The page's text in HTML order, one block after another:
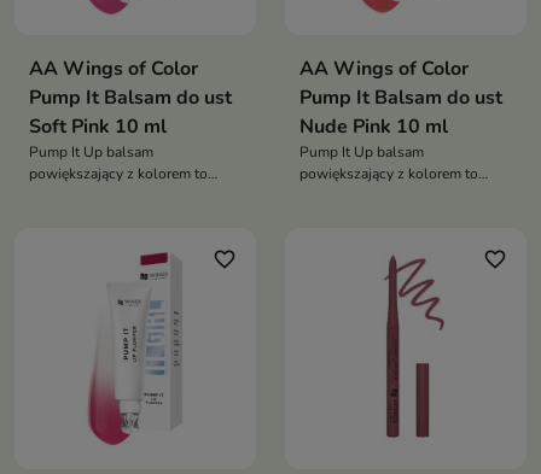
AA Wings of Color
Pump It Balsam do ust
Soft Pink 10 ml
Pump It Up balsam
powiększający z kolorem to
pełniejszych ust, jednocześnie je
AA Wings of Color
Pump It Balsam do ust
Nude Pink 10 ml
Pump It Up balsam
powiększający z kolorem to
pełniejszych ust, jednocześnie je
pielęgnując i nawilżając
favorite_border favorite_border